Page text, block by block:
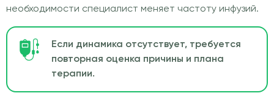
необходимости специалист меняет частоту инфузий.
Если динамика отсутствует, требуется
повторная оценка причины и плана
терапии.